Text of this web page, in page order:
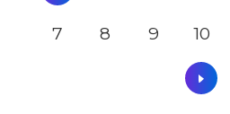
7 8 9 10